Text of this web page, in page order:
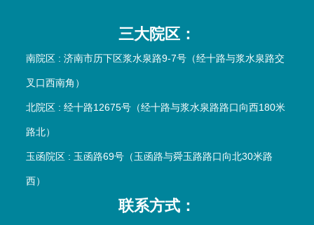
三大院区：
南院区 : 济南市历下区浆水泉路9-7号（经十路与浆水泉路交
叉口西南角）
北院区 : 经十路12675号（经十路与浆水泉路路口向西180米
路北）
玉函院区 : 玉函路69号（玉函路与舜玉路路口向北30米路
西）
联系方式：